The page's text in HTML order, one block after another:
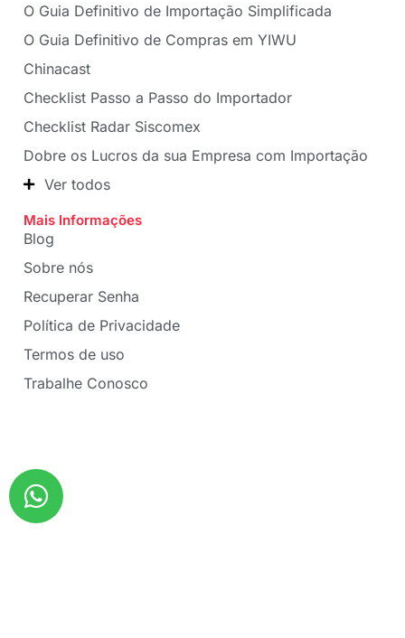
O Guia Definitivo de Importação Simplificada
O Guia Definitivo de Compras em YIWU
Chinacast
Checklist Passo a Passo do Importador
Checklist Radar Siscomex
Dobre os Lucros da sua Empresa com Importação
Ver todos
Mais Informações
Blog
Sobre nós
Recuperar Senha
Política de Privacidade
Termos de uso
Trabalhe Conosco